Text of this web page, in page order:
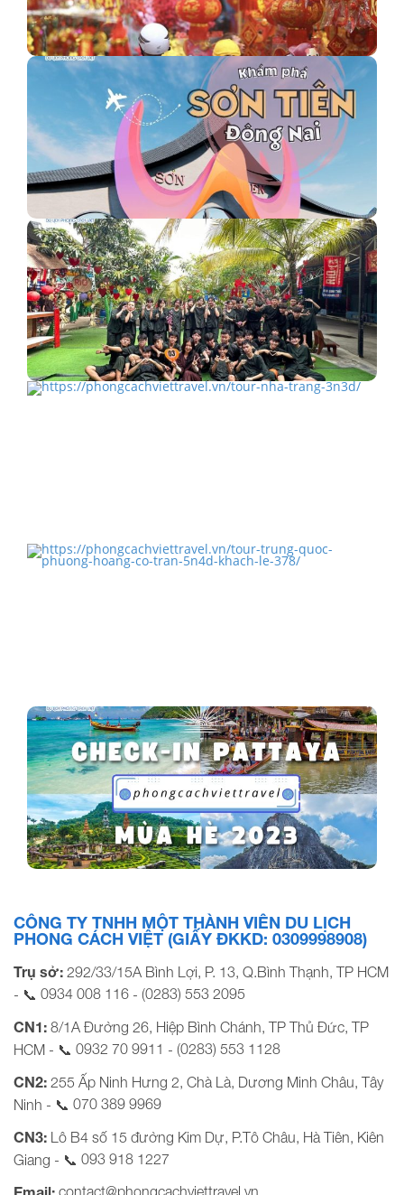
Gợi ý du lịch Tết 2023 rộn ràng đón Xuân Quý…
Khu du lịch Sơn Tiên - điểm vui chơi quy mô…
RiO Greenpark - Khu sinh thái như "một Miền Tây thu…
TOUR NHA TRANG 3N3Đ
TOUR TRUNG QUỐC PHƯỢNG HOÀNG CỔ TRẤN
5N4Đ KHÁCH LẺ
CÔNG TY TNHH MỘT THÀNH VIÊN DU LỊCH
PHONG CÁCH VIỆT (GIẤY ĐKKD: 0309998908)
Trụ sở: 292/33/15A Bình Lợi, P. 13, Q.Bình Thạnh, TP HCM
- 📞 0934 008 116 - (0283) 553 2095
CN1: 8/1A Đường 26, Hiệp Bình Chánh, TP Thủ Đức, TP
HCM - 📞 0932 70 9911 - (0283) 553 1128
CN2: 255 Ấp Ninh Hưng 2, Chà Là, Dương Minh Châu, Tây
Ninh - 📞 070 389 9969
CN3: Lô B4 số 15 đường Kim Dự, P.Tô Châu, Hà Tiên, Kiên
Giang - 📞 093 918 1227
contact@phongcachviettravel.vn